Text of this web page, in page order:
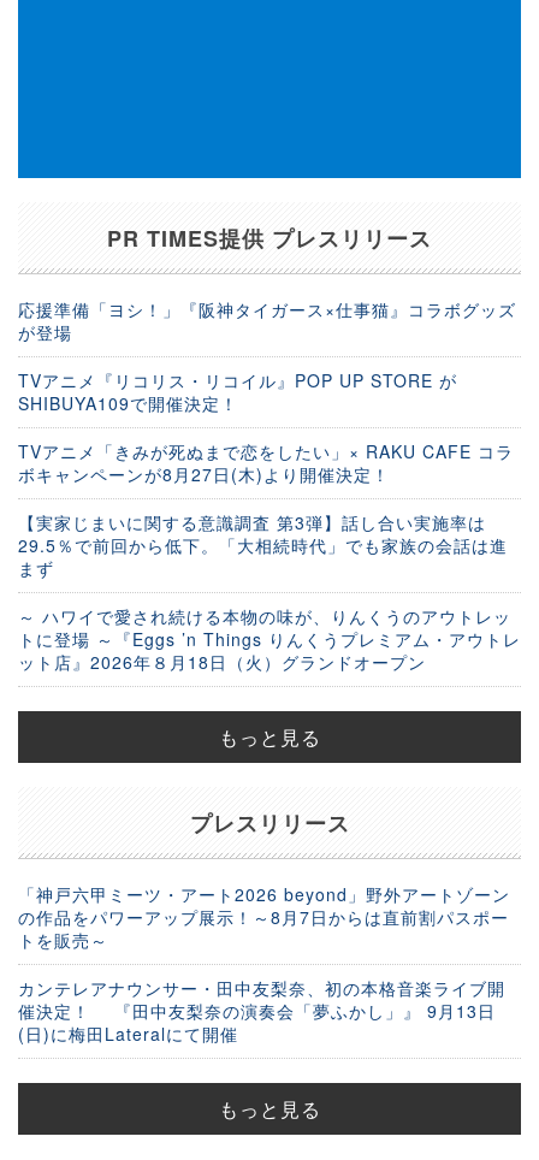
PR TIMES提供 プレスリリース
応援準備「ヨシ！」『阪神タイガース×仕事猫』コラボグッズ
が登場
TVアニメ『リコリス・リコイル』POP UP STORE が
SHIBUYA109で開催決定！
TVアニメ「きみが死ぬまで恋をしたい」× RAKU CAFE コラ
ボキャンペーンが8月27日(木)より開催決定！
【実家じまいに関する意識調査 第3弾】話し合い実施率は
29.5％で前回から低下。「大相続時代」でも家族の会話は進
まず
～ ハワイで愛され続ける本物の味が、りんくうのアウトレッ
トに登場 ～『Eggs ’n Things りんくうプレミアム・アウトレ
ット店』2026年８月18日（火）グランドオープン
もっと見る
プレスリリース
「神戸六甲ミーツ・アート2026 beyond」野外アートゾーン
の作品をパワーアップ展示！～8月7日からは直前割パスポー
トを販売～
カンテレアナウンサー・田中友梨奈、初の本格音楽ライブ開
催決定！ 『田中友梨奈の演奏会「夢ふかし」』 9月13日
(日)に梅田Lateralにて開催
もっと見る